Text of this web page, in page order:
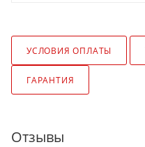
УСЛОВИЯ ОПЛАТЫ
ГАРАНТИЯ
Отзывы